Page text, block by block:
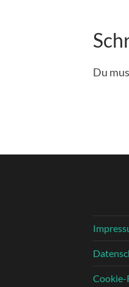
Du
Cookie-